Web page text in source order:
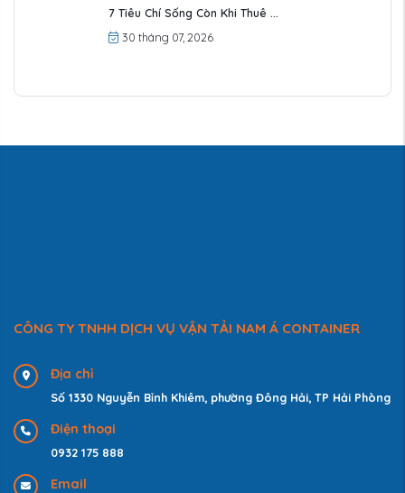
7 Tiêu Chí Sống Còn Khi Thuê ...
30 tháng 07, 2026
CÔNG TY TNHH DỊCH VỤ VẬN TẢI NAM Á CONTAINER
Địa chỉ
Số 1330 Nguyễn Bỉnh Khiêm, phường Đông Hải, TP Hải Phòng
Điện thoại
0932 175 888
Email